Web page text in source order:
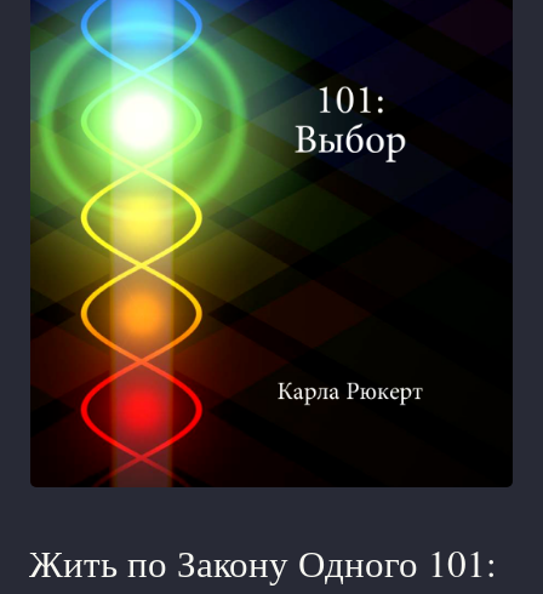
Жить по Закону Одного 101: